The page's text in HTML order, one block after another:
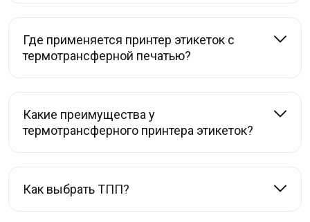
Где применяется принтер этикеток с
термотрансферной печатью?
Какие преимущества у
термотрансферного принтера этикеток?
Как выбрать ТПП?